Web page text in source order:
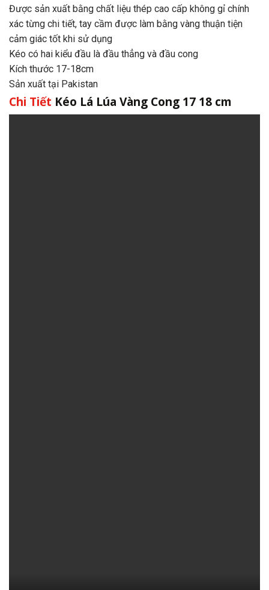
Được sản xuất bằng chất liệu thép cao cấp không gỉ chính
xác từng chi tiết, tay cầm được làm bằng vàng thuận tiện
cảm giác tốt khi sử dụng
Kéo có hai kiểu đầu là đầu thẳng và đầu cong
Kích thước 17-18cm
Sản xuất tại Pakistan
Chi Tiết Kéo Lá Lúa Vàng Cong 17 18 cm